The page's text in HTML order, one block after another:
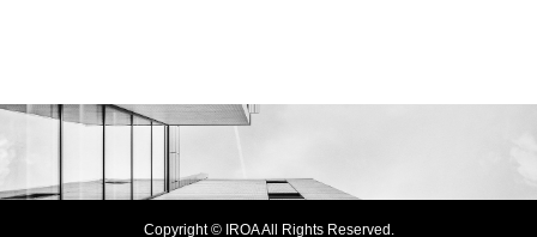
Copyright © IROA All Rights Reserved.